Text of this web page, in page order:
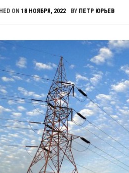
ON 18 НОЯБРЯ, 2022 BY ПЕТР ЮРЬЕВ